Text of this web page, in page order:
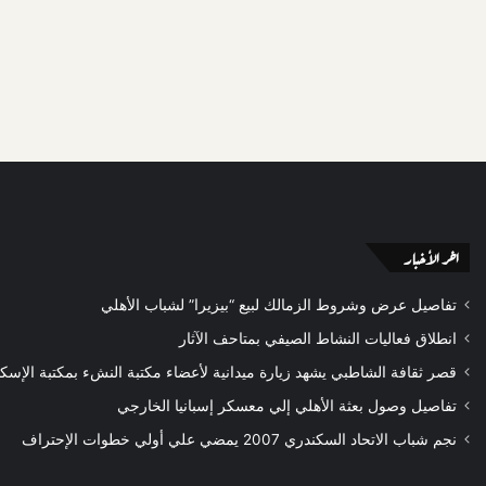
اخر الأخبار
تفاصيل عرض وشروط الزمالك لبيع “بيزيرا” لشباب الأهلي
انطلاق فعاليات النشاط الصيفي بمتاحف الآثار
قصر ثقافة الشاطبي يشهد زيارة ميدانية لأعضاء مكتبة النشء بمكتبة
تفاصيل وصول بعثة الأهلي إلي معسكر إسبانيا الخارجي
نجم شباب الاتحاد السكندري 2007 يمضي علي أولي خطوات الإحتراف